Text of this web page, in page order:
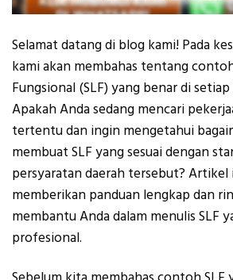
Selamat datang di blog kami! Pada
kami akan membahas tentang
Fungsional (SLF) yang benar di
Apakah Anda sedang mencari
tertentu dan ingin mengetahui
membuat SLF yang sesuai dengan
persyaratan daerah tersebut? Artikel
memberikan panduan lengkap dan
membantu Anda dalam menulis SLF
profesional.